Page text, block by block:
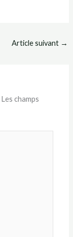
Article suivant →
Les champs